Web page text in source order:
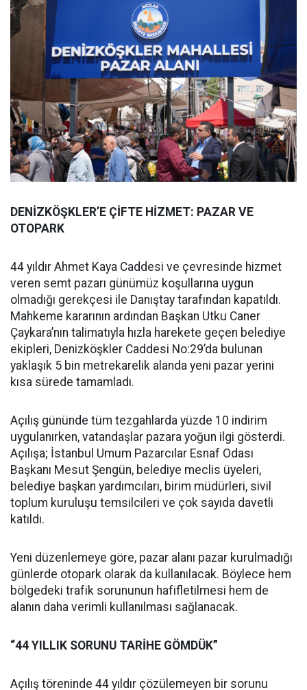
DENİZKÖŞKLER’E ÇİFTE HİZMET: PAZAR VE
OTOPARK
44 yıldır Ahmet Kaya Caddesi ve çevresinde hizmet
veren semt pazarı günümüz koşullarına uygun
olmadığı gerekçesi ile Danıştay tarafından kapatıldı.
Mahkeme kararının ardından Başkan Utku Caner
Çaykara’nın talimatıyla hızla harekete geçen belediye
ekipleri, Denizköşkler Caddesi No:29’da bulunan
yaklaşık 5 bin metrekarelik alanda yeni pazar yerini
kısa sürede tamamladı.
Açılış gününde tüm tezgahlarda yüzde 10 indirim
uygulanırken, vatandaşlar pazara yoğun ilgi gösterdi.
Açılışa; İstanbul Umum Pazarcılar Esnaf Odası
Başkanı Mesut Şengün, belediye meclis üyeleri,
belediye başkan yardımcıları, birim müdürleri, sivil
toplum kuruluşu temsilcileri ve çok sayıda davetli
katıldı.
Yeni düzenlemeye göre, pazar alanı pazar kurulmadığı
günlerde otopark olarak da kullanılacak. Böylece hem
bölgedeki trafik sorununun hafifletilmesi hem de
alanın daha verimli kullanılması sağlanacak.
“44 YILLIK SORUNU TARİHE GÖMDÜK”
Açılış töreninde 44 yıldır çözülemeyen bir sorunu